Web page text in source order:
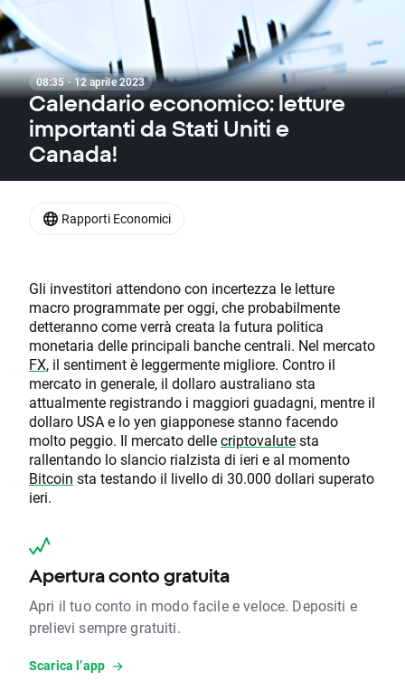
08:35 · 12 aprile 2023
Calendario economico: letture
importanti da Stati Uniti e
Canada!
Gli investitori attendono con incertezza le letture
macro programmate per oggi, che probabilmente
detteranno come verrà creata la futura politica
monetaria delle principali banche centrali. Nel mercato
FX, il sentiment è leggermente migliore. Contro il
mercato in generale, il dollaro australiano sta
attualmente registrando i maggiori guadagni, mentre il
dollaro USA e lo yen giapponese stanno facendo
molto peggio. Il mercato dellecriptovalutesta
rallentando lo slancio rialzista di ieri e al momento
Bitcoin sta testando il livello di 30.000 dollari superato
ieri.
Apertura conto gratuita
Apri il tuo conto in modo facile e veloce. Depositi e
prelievi sempre gratuiti.
Scarica l’app
Rapporti Economici